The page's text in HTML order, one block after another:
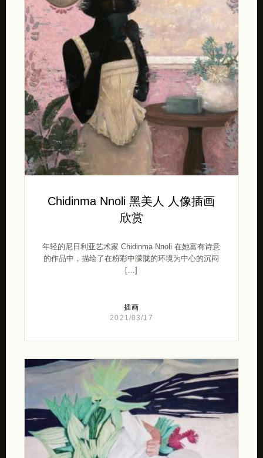
Chidinma Nnoli 黑美人 人像插画
欣赏
年轻的尼日利亚艺术家 Chidinma Nnoli 在她富有诗意
的作品中，描绘了在粉彩中朦胧的环境为中心的沉闷
[…]
插画
2021/03/17